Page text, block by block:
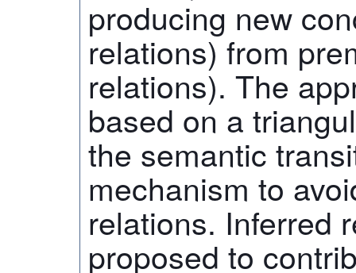
producing new
relations) from
relations). The
based on a
the semantic
mechanism to
relations. Inferred
proposed to